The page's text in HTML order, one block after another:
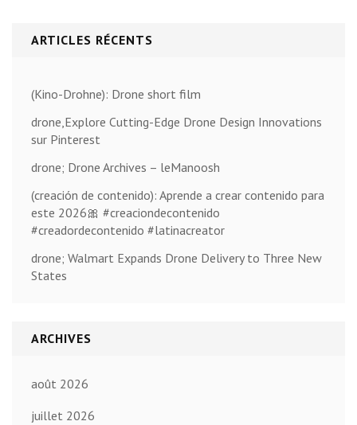
ARTICLES RÉCENTS
(Kino-Drohne): Drone short film
drone,Explore Cutting-Edge Drone Design Innovations
sur Pinterest
drone; Drone Archives – leManoosh
(creación de contenido): Aprende a crear contenido para
este 2026🎀 #creaciondecontenido
#creadordecontenido #latinacreator
drone; Walmart Expands Drone Delivery to Three New
States
ARCHIVES
août 2026
juillet 2026